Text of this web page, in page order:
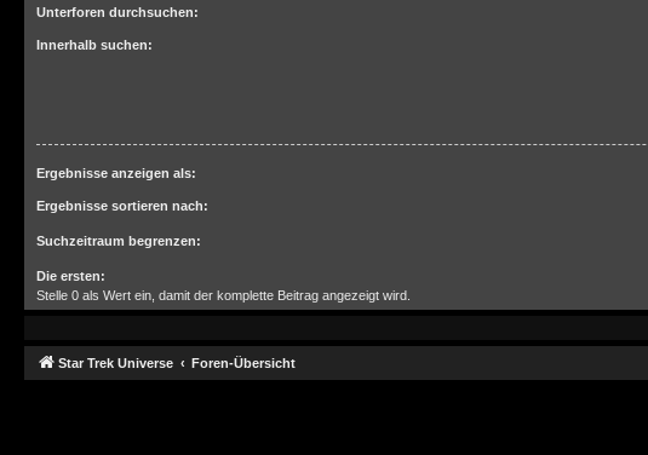
Unterforen durchsuchen:
Innerhalb suchen:
Ergebnisse anzeigen als:
Ergebnisse sortieren nach:
Suchzeitraum begrenzen:
Die ersten:
Stelle 0 als Wert ein, damit der komplette Beitrag angezeigt wird.
Star Trek Universe Foren-Übersicht